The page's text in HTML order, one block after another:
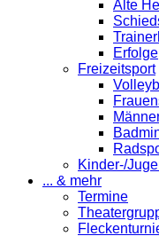
Alte
Erfolge
Freizeitsport
Kinder-/
... & mehr
Termine